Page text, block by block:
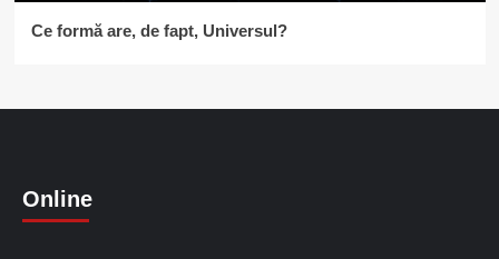
Ce formă are, de fapt, Universul?
Online